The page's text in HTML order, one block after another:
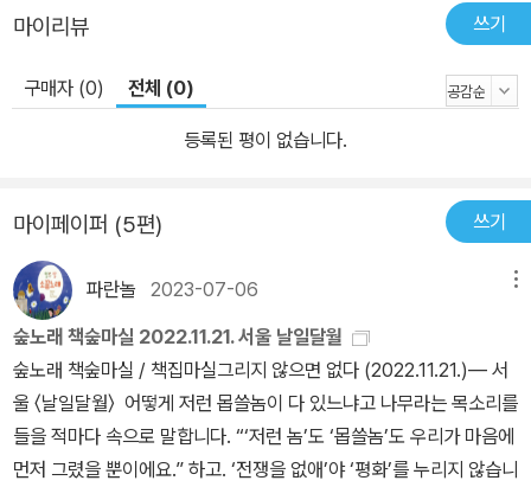
마이리뷰 쓰기
구매자 (0) 전체 (0)
등록된 평이 없습니다.
마이페이퍼 (5편) 쓰기
파란놀 2023-07-06
숲노래 책숲마실 2022.11.21. 서울 날일달월
숲노래 책숲마실 / 책집마실그리지 않으면 없다 (2022.11.21.)― 서
울 〈날일달월〉 어떻게 저런 몹쓸놈이 다 있느냐고 나무라는 목소리를
들을 적마다 속으로 말합니다. “‘저런 놈’도 ‘몹쓸놈’도 우리가 마음에
먼저 그렸을 뿐이에요.” 하고. ‘전쟁을 없애’야 ‘평화’를 누리지 않습니